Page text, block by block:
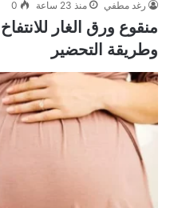
رغد مطفي منذ 23 ساعة 0
منقوع ورق الغار
وطريقة التحضير